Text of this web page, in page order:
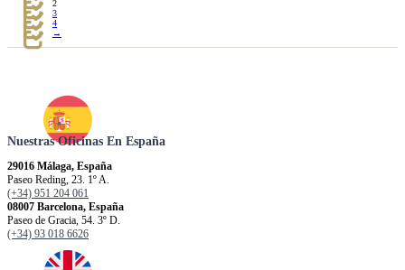
2
3
4
→
Nuestras Oficinas En España
29016 Málaga, España
Paseo Reding, 23. 1º A.
(+34) 951 204 061
08007 Barcelona, España
Paseo de Gracia, 54. 3º D.
(+34) 93 018 6626